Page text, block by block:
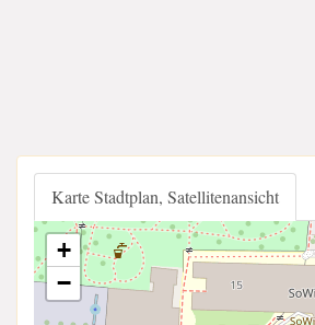
Karte Stadtplan, Satellitenansicht
+
−